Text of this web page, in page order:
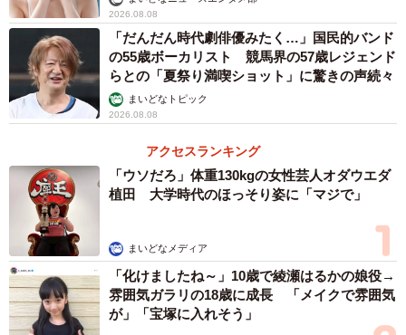
2026.08.08
「だんだん時代劇俳優みたく…」国民的バンド
の55歳ボーカリスト 競馬界の57歳レジェンド
らとの「夏祭り満喫ショット」に驚きの声続々
まいどなトピック
2026.08.08
アクセスランキング
「ウソだろ」体重130kgの女性芸人オダウエダ
植田 大学時代のほっそり姿に「マジで」
まいどなメディア
「化けましたね～」10歳で綾瀬はるかの娘役→
雰囲気ガラリの18歳に成長 「メイクで雰囲気
が」「宝塚に入れそう」